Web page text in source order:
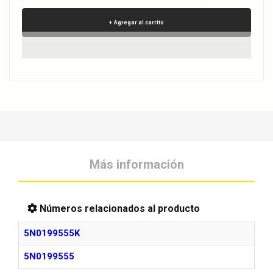
Agregar al carrito
Más información
Números relacionados al producto
5N0199555K
5N0199555